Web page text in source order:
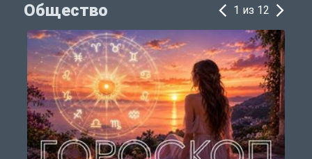
Общество 1 из 12